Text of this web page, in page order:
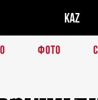
KAZ
ФОТО